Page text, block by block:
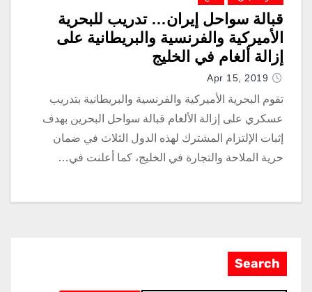
قبالة سواحل إيران… تدريب للبحرية
الأميركية والفرنسية والبريطانية على
إزالة ألغام في الخليج
Apr 15, 2019
تقوم البحرية الأميركية والفرنسية والبريطانية بتدريب
عسكري على إزالة الألغام قبالة سواحل البحرين بهدف
إثبات الإلتزام المشترك لهذه الدول الثلاث في ضمان
حرية الملاحة والتجارة في الخليج، كما أعلنت في…
Search